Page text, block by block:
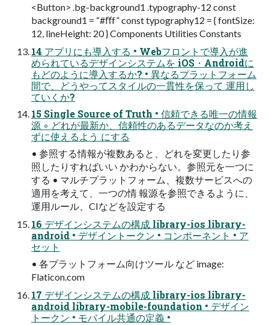
<Button> .bg-background1 .typography-12 const
background1 = “#ﬀf” const typography12 = { fontSize:
12, lineHeight: 20 } Components Utilities Constants
14 アプリにも導入する • Webフロントで導入が進
められているデザインシステムを iOS・Androidに
もどのように導入するか? • 異なるプラットフォーム
間で、どうやってスタイルの一貫性を保って 運用し
ていくか?
15 Single Source of Truth • 信頼できる唯一の情報
源 ◦ どれが最新か、信頼性のあるデータなのか考え
ずに使えるよう にする
• 参照する情報が複数あると、どれを変更したり参
照したりすればいい かわからない。参照元を一つに
する • マルチプラットフォーム、複数サービスへの
適用を考えて、一つの情 報源を参照できるように、
運用ルール、CIなどを設定する
16 デザインシステムの構成 library-ios library-
android • デザイントークン • コンポーネント • ア
セット
• 各プラットフォーム向けツール など image:
Flaticon.com
17 デザインシステムの構成 library-ios library-
android library-mobile-foundation • デザイン
トークン • モバイル共通の定義 •